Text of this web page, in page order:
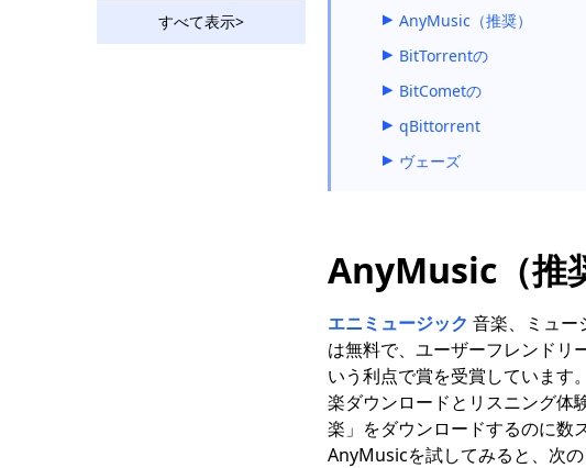
AnyMusic（推奨）
BitTorrentの
BitCometの
qBittorrent
ヴェーズ
AnyMusic（推
エニミュージック 音楽、ミュー
は無料で、ユーザーフレンドリ
いう利点で賞を受賞しています
楽ダウンロードとリスニング体
楽」をダウンロードするのに数
AnyMusicを試してみると、次の
音楽愛好家のための6つ
の最高のMP3検索エン
すべて表示>